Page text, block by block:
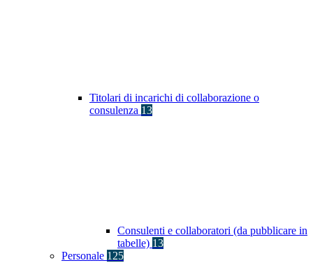
Titolari di incarichi di collaborazione o
consulenza 13
Consulenti e collaboratori (da pubblicare in
tabelle) 13
Personale 125